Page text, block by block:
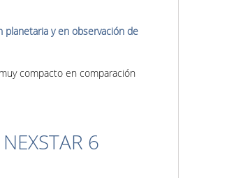
y en observación de
compacto en comparación
6